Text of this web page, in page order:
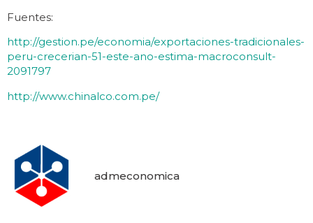
Fuentes:
http://gestion.pe/economia/exportaciones-tradicionales-
peru-crecerian-51-este-ano-estima-macroconsult-
2091797
http://www.chinalco.com.pe/
admeconomica